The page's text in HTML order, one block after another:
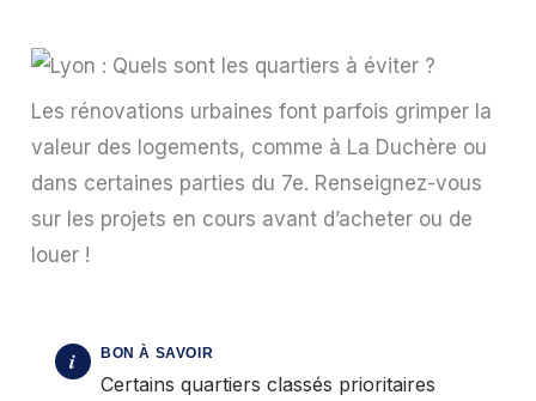
Les rénovations urbaines font parfois grimper la
valeur des logements, comme à La Duchère ou
dans certaines parties du 7e. Renseignez-vous
sur les projets en cours avant d’acheter ou de
louer !
Certains quartiers classés prioritaires